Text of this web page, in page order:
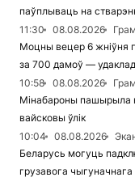
паўплываць на
11:30
08.08.2026
Моцны вецер 6 жніўня
за 700 дамоў —
10:58
08.08.2026
Мінабароны пашырыла
вайсковы ўлік
10:04
08.08.2026
Беларусь могуць
грузавога